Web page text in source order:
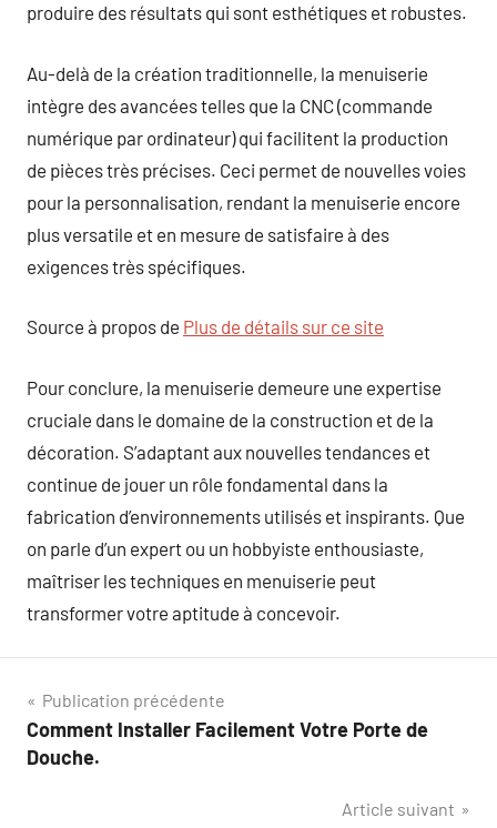
produire des résultats qui sont esthétiques et robustes.
Au-delà de la création traditionnelle, la menuiserie
intègre des avancées telles que la CNC (commande
numérique par ordinateur) qui facilitent la production
de pièces très précises. Ceci permet de nouvelles voies
pour la personnalisation, rendant la menuiserie encore
plus versatile et en mesure de satisfaire à des
exigences très spécifiques.
Source à propos de Plus de détails sur ce site
Pour conclure, la menuiserie demeure une expertise
cruciale dans le domaine de la construction et de la
décoration. S’adaptant aux nouvelles tendances et
continue de jouer un rôle fondamental dans la
fabrication d’environnements utilisés et inspirants. Que
on parle d’un expert ou un hobbyiste enthousiaste,
maîtriser les techniques en menuiserie peut
transformer votre aptitude à concevoir.
Navigation
de
Publication précédente
Comment Installer Facilement Votre Porte de
Douche.
Article suivant